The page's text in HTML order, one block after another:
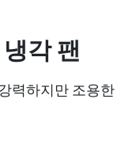
각 팬
력하지만 조용한